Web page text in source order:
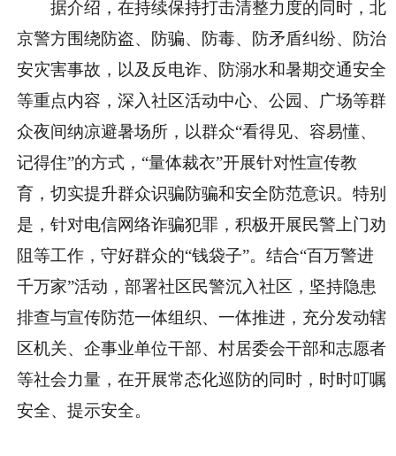
据介绍，在持续保持打击清整力度的同时，北
京警方围绕防盗、防骗、防毒、防矛盾纠纷、防治
安灾害事故，以及反电诈、防溺水和暑期交通安全
等重点内容，深入社区活动中心、公园、广场等群
众夜间纳凉避暑场所，以群众“看得见、容易懂、
记得住”的方式，“量体裁衣”开展针对性宣传教
育，切实提升群众识骗防骗和安全防范意识。特别
是，针对电信网络诈骗犯罪，积极开展民警上门劝
阻等工作，守好群众的“钱袋子”。结合“百万警进
千万家”活动，部署社区民警沉入社区，坚持隐患
排查与宣传防范一体组织、一体推进，充分发动辖
区机关、企事业单位干部、村居委会干部和志愿者
等社会力量，在开展常态化巡防的同时，时时叮嘱
安全、提示安全。